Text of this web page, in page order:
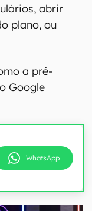
abrir
plano, ou
a pré-
Google
WhatsApp